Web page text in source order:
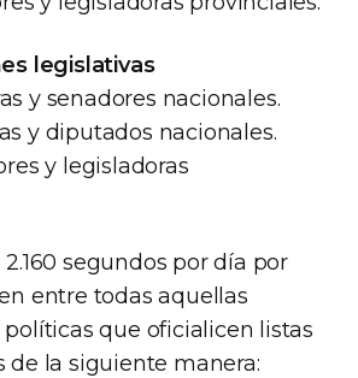
legislativas
y senadores nacionales.
y diputados nacionales.
y legisladoras
segundos por día por
entre todas aquellas
que oficialicen listas
de la siguiente manera: